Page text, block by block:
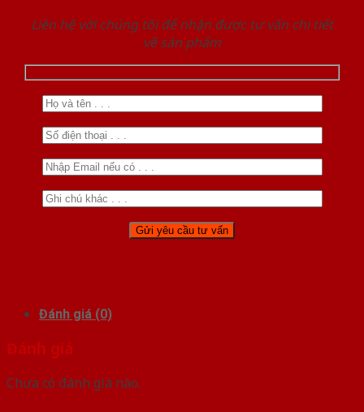
Liên hệ với chúng tôi để nhận được tư vấn chi tiết
về sản phẩm
Đánh giá (0)
Đánh giá
Chưa có đánh giá nào.